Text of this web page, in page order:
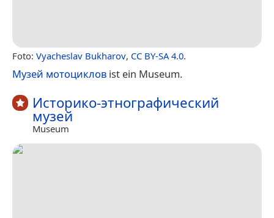
Foto: Vyacheslav Bukharov, CC BY-SA 4.0.
Музей мотоциклов ist ein Museum.
Историко-этнографический
музей
Museum